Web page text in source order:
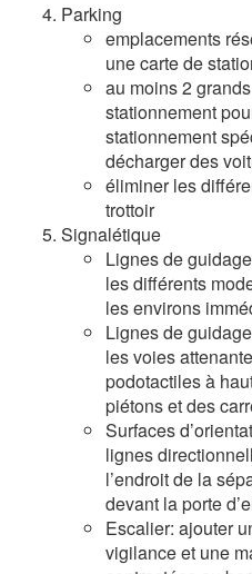
Parking
emplacements
une carte de
au moins 2
stationnement
stationnement
décharger des
éliminer les
trottoir
Signalétique
Lignes de
les différents
les environs
Lignes de
les voies
podotactiles à
piétons et des
Surfaces
lignes
l’endroit de la
devant la porte
Escalier: ajouter
vigilance et une